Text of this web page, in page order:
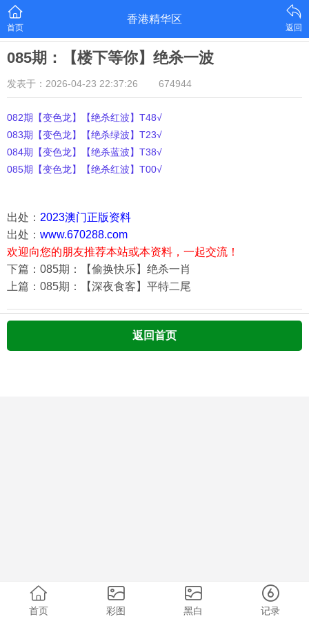
首页
香港精华区
返回
085期：【楼下等你】绝杀一波
发表于：2026-04-23 22:37:26 674944
082期【变色龙】【绝杀红波】T48√
083期【变色龙】【绝杀绿波】T23√
084期【变色龙】【绝杀蓝波】T38√
085期【变色龙】【绝杀红波】T00√
出处： 2023澳门正版资料
出处： www.670288.com
欢迎向您的朋友推荐本站或本资料，一起交流！
下篇：085期：【偷换快乐】绝杀一肖
上篇：085期：【深夜食客】平特二尾
返回首页
首页 彩图 黑白 记录